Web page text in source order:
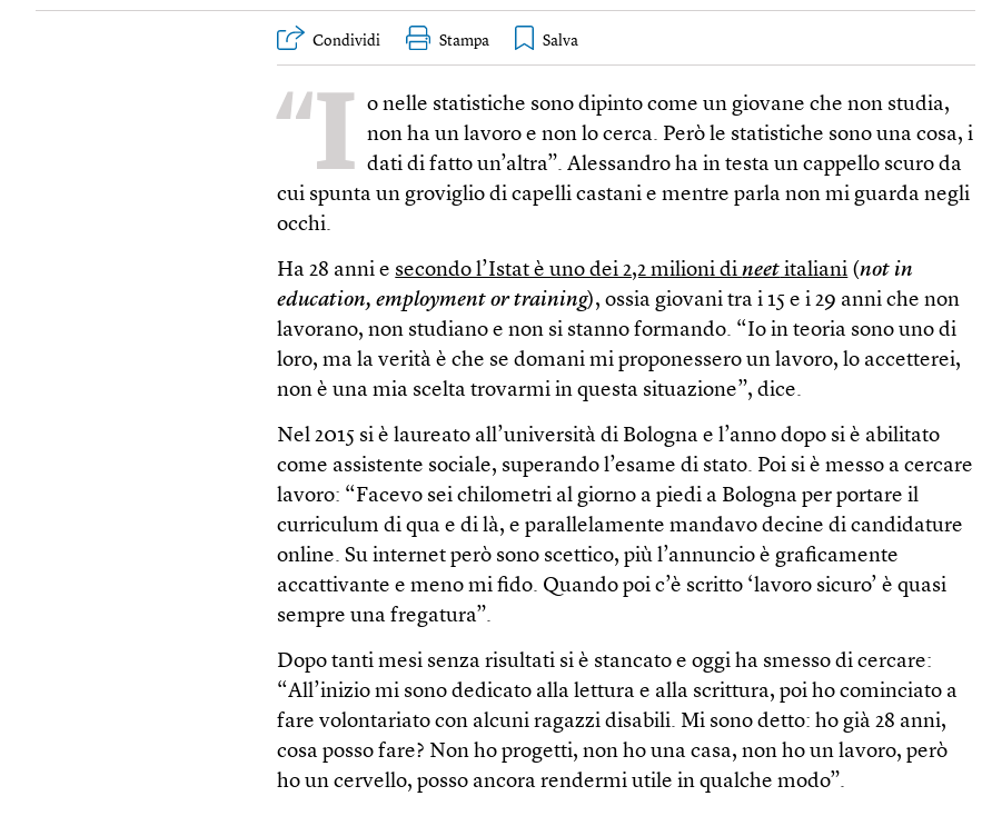
Condividi Stampa
“I o nelle statistiche sono dipinto come un giovane che non studia,
non ha un lavoro e non lo cerca. Però le statistiche sono una cosa, i
dati di fatto un’altra”. Alessandro ha in testa un cappello scuro da
cui spunta un groviglio di capelli castani e mentre parla non mi guarda negli
occhi.
Ha 28 anni e secondo l’Istat è uno dei 2,2 milioni dineet italiani (not in
education, employment or training), ossia giovani tra i 15 e i 29 anni che non
lavorano, non studiano e non si stanno formando. “Io in teoria sono uno di
loro, ma la verità è che se domani mi proponessero un lavoro, lo accetterei,
non è una mia scelta trovarmi in questa situazione”, dice.
Nel 2015 si è laureato all’università di Bologna e l’anno dopo si è abilitato
come assistente sociale, superando l’esame di stato. Poi si è messo a cercare
lavoro: “Facevo sei chilometri al giorno a piedi a Bologna per portare il
curriculum di qua e di là, e parallelamente mandavo decine di candidature
online. Su internet però sono scettico, più l’annuncio è graficamente
accattivante e meno mi fido. Quando poi c’è scritto ‘lavoro sicuro’ è quasi
sempre una fregatura”.
Dopo tanti mesi senza risultati si è stancato e oggi ha smesso di cercare:
“All’inizio mi sono dedicato alla lettura e alla scrittura, poi ho cominciato a
fare volontariato con alcuni ragazzi disabili. Mi sono detto: ho già 28 anni,
cosa posso fare? Non ho progetti, non ho una casa, non ho un lavoro, però
ho un cervello, posso ancora rendermi utile in qualche modo”.